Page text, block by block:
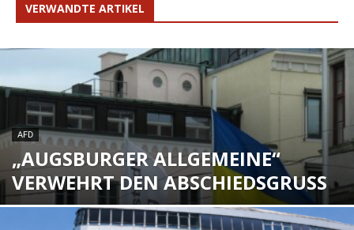
VERWANDTE ARTIKEL
AFD
„AUGSBURGER ALLGEMEINE“
VERWEHRT DEN ABSCHIEDSGRUSS